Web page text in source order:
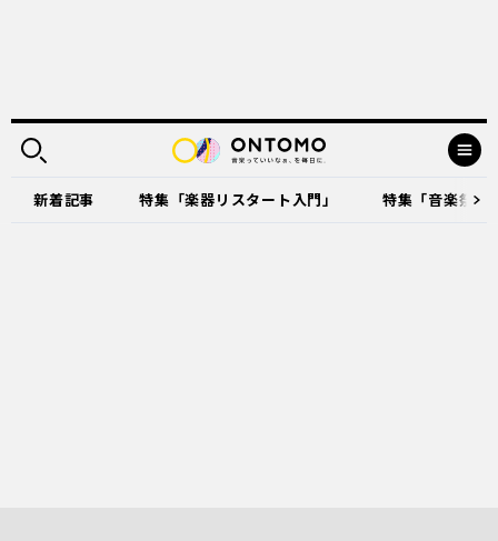
新着記事 特集「楽器リスタート入門」 特集「音楽祭